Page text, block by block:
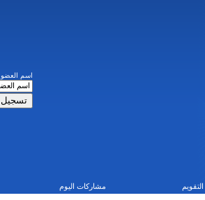
اسم العضو
التقويم مشاركات اليوم